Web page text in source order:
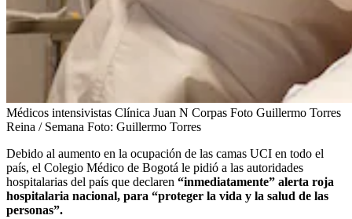
Médicos intensivistas Clínica Juan N Corpas Foto Guillermo Torres
Reina / Semana Foto: Guillermo Torres
Debido al aumento en la ocupación de las camas UCI en todo el
país, el Colegio Médico de Bogotá le pidió a las autoridades
hospitalarias del país que declaren “inmediatamente” alerta roja
hospitalaria nacional, para “proteger la vida y la salud de las
personas”.